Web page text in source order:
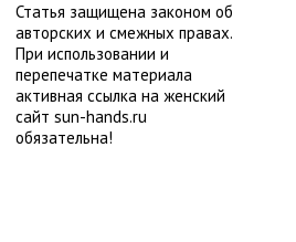
Статья защищена законом об
авторских и смежных правах.
При использовании и
перепечатке материала
активная ссылка на женский
сайт sun-hands.ru
обязательна!